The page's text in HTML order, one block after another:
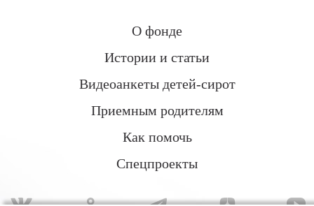
О фонде
Истории и статьи
Видеоанкеты детей-сирот
Приемным родителям
Как помочь
Спецпроекты